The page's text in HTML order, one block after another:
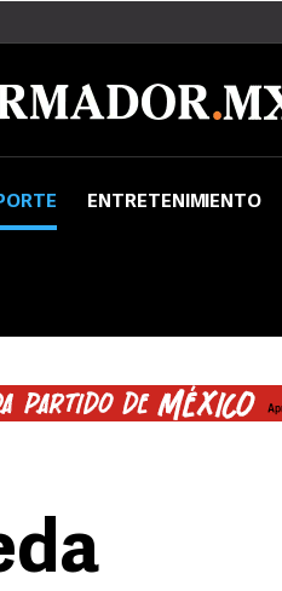
ENTRETENIMIENTO